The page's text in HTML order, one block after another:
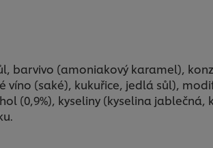
barvivo (amoniakový karamel),
(saké), kukuřice, jedlá sůl),
(0,9%), kyseliny (kyselina jablečná,